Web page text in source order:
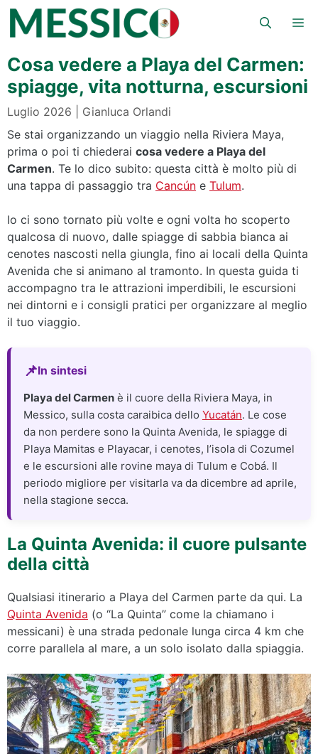
Vai
contenuto
Cosa vedere a Playa del Carmen:
spiagge, vita notturna, escursioni
Luglio 2026
Gianluca Orlandi
Se stai organizzando un viaggio nella Riviera Maya,
prima o poi ti chiederai cosa vedere a Playa del
Carmen. Te lo dico subito: questa città è molto più di
una tappa di passaggio tra Cancún e Tulum.
Io ci sono tornato più volte e ogni volta ho scoperto
qualcosa di nuovo, dalle spiagge di sabbia bianca ai
cenotes nascosti nella giungla, fino ai locali della Quinta
Avenida che si animano al tramonto. In questa guida ti
accompagno tra le attrazioni imperdibili, le escursioni
nei dintorni e i consigli pratici per organizzare al meglio
il tuo viaggio.
In sintesi
Playa del Carmen è il cuore della Riviera Maya, in
Messico, sulla costa caraibica dello Yucatán. Le cose
da non perdere sono la Quinta Avenida, le spiagge di
Playa Mamitas e Playacar, i cenotes, l’isola di Cozumel
e le escursioni alle rovine maya di Tulum e Cobá. Il
periodo migliore per visitarla va da dicembre ad aprile,
nella stagione secca.
La Quinta Avenida: il cuore pulsante
della città
Qualsiasi itinerario a Playa del Carmen parte da qui. La
Quinta Avenida (o “La Quinta” come la chiamano i
messicani) è una strada pedonale lunga circa 4 km che
corre parallela al mare, a un solo isolato dalla spiaggia.